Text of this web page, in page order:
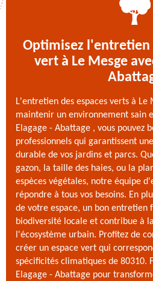
Optimisez l'entretien
vert à Le Mesge
L'entretien des espaces verts à Le
maintenir un environnement sain
Elagage - Abattage , vous pouvez
professionnels qui garantissent
durable de vos jardins et parcs.
gazon, la taille des haies, ou la
espèces végétales, notre équipe
répondre à tous vos besoins. En
de votre espace, un bon entretien
biodiversité locale et contribue à
l'écosystème urbain. Profitez de
créer un espace vert qui
spécificités climatiques de 80310.
Elagage - Abattage pour